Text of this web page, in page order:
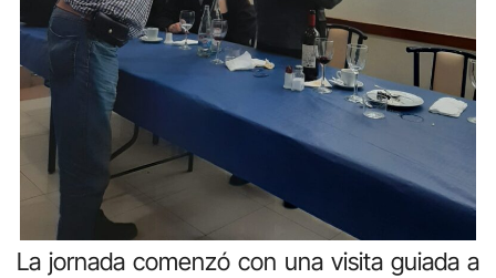
La jornada comenzó con una visita guiada a